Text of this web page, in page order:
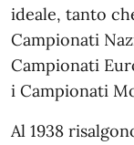
ideale, tanto
Campionati
Campionati
i Campionati
Al 1938